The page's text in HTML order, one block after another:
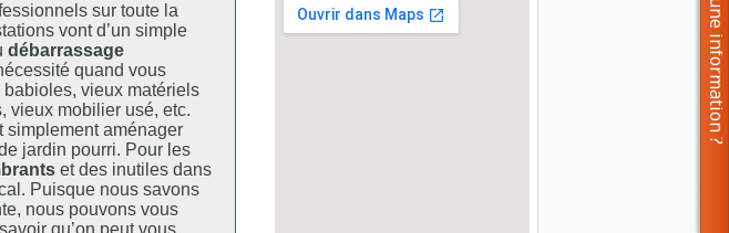
sur toute la
vont d’un simple
débarrassage
quand vous
vieux matériels
vieux mobilier usé, etc.
simplement aménager
jardin pourri. Pour les
et des inutiles dans
Puisque nous savons
nous pouvons vous
qu’on peut vous